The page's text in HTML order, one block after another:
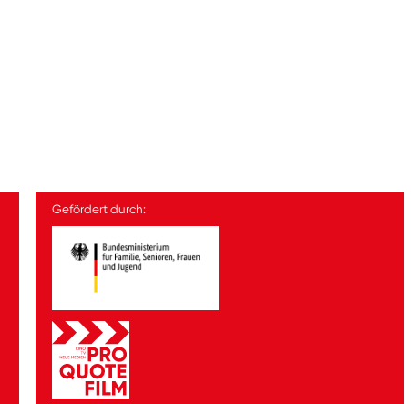
Gefördert durch: